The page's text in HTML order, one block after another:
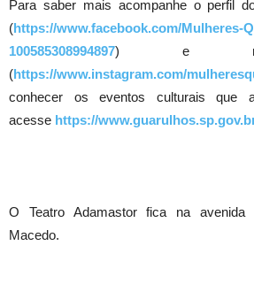
Para saber mais acompanhe o perfil
(https://www.facebook.com/Mulheres-
100585308994897) e no
(https://www.instagram.com/
conhecer os eventos culturais que
acesse https://
O Teatro Adamastor fica na avenida
Macedo.